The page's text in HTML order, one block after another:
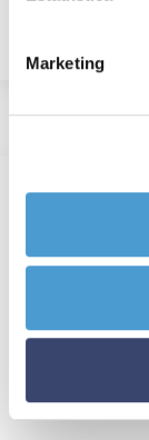
Marketing